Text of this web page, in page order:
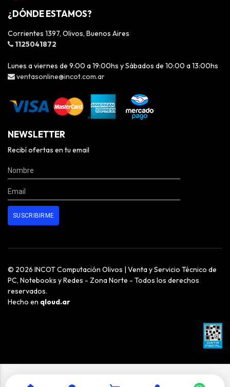
¿DÓNDE ESTAMOS?
Corrientes 1397, Olivos, Buenos Aires
1125041872
Lunes a viernes de 9:00 a 19:00hs y Sábados de 10:00 a 13:00hs
ventasonline@incot.com.ar
NEWSLETTER
Recibí ofertas en tu email
© 2026 INCOT Computación Olivos | Venta y Servicio Técnico de
PC, Notebooks y Redes - Zona Norte - Todos los derechos
reservados.
Hecho en qloud.ar